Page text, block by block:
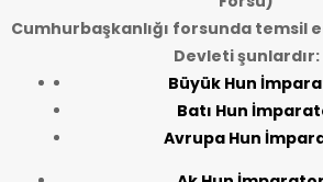
Cumhurbaşkanlığı forsunda temsil
Devleti şunlardır:
Büyük Hun
Batı Hun
Avrupa Hun